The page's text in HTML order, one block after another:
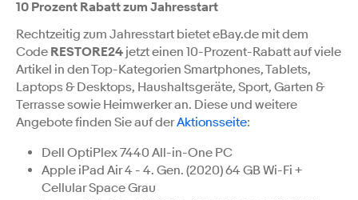
10 Prozent Rabatt zum Jahresstart
Rechtzeitig zum Jahresstart bietet eBay.de mit dem
Code RESTORE24 jetzt einen 10-Prozent-Rabatt auf viele
Artikel in den Top-Kategorien Smartphones, Tablets,
Laptops & Desktops, Haushaltsgeräte, Sport, Garten &
Terrasse sowie Heimwerker an. Diese und weitere
Angebote finden Sie auf derAktionsseite:
Dell OptiPlex 7440 All-in-One PC
Apple iPad Air 4 - 4. Gen. (2020) 64 GB Wi-Fi +
Cellular Space Grau